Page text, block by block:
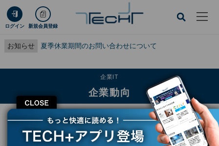
ログイン 新規会員登録
お知らせ 夏季休業期間のお問い合わせについて
CLOSE
企業IT
企業動向
TECH+ 企業IT
企業動向
米IBM、5億ドルのAIベンチャー投資ファンド「IBM Enterprise AI Venture